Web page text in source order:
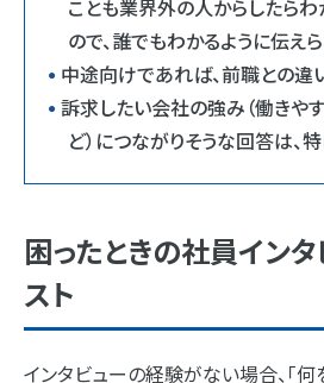
ことも業界外の人からしたら
ので、誰でもわかるように伝え
中途向けであれば、前職との違
訴求したい会社の強み（働きや
ど）につながりそうな回答は、
困ったときの社員イン
スト
インタビューの経験がない場合、「